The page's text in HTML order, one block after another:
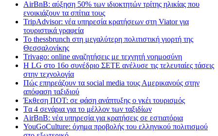
AirBnB: αύξηση 50% των ιδιοκτητών τρίτης ηλικίας που
ενοικιάζουν τα σπίτια τους
TripAdvisor: νέα υπηρεσία κρατήσεων στη Viator για
τουριστικά γραφεία
Το thessbrunch στη μεγαλύτερη πολιτιστική γιορτή της
Θεσσαλονίκης
Trivago: online αναζητήσεις με τεχνητή νοημοσύνη
H LG στο 16ο συνέδριο ΣΕΤΕ ανέλυσε τις τελευταίες τάσεις
στην τεχνολογία
Πώς επηρεάζουν τα social media τους Αμερικανούς στην
απόφαση ταξιδιού
Έκθεση ΠΟΤ: σε φάση ανάπτυξης ο γκέι τουρισμός
Tα 4 σενάρια για το μέλλον των ταξιδίων
AirBnB: νέα υπηρεσία για κρατήσεις σε εστιατόρια
YouGoCulture: όχημα προβολής του ελληνικού πολιτισμού